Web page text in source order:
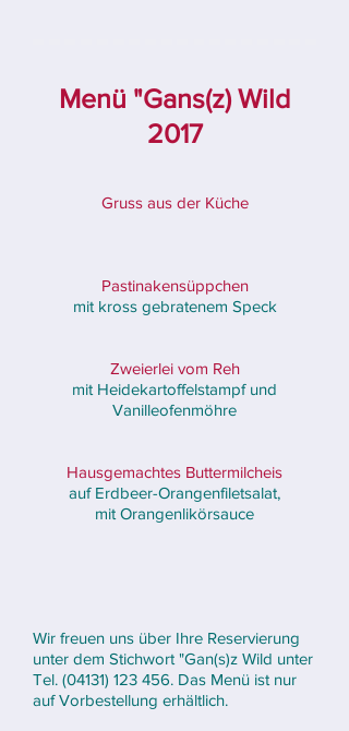
​Menü "Gans(z) Wild
2017
Gruss aus der Küche
Pastinakensüppchen
mit kross gebratenem Speck
Zweierlei vom Reh
mit Heidekartoffelstampf und
Vanilleofenmöhre
Hausgemachtes Buttermilcheis
auf Erdbeer-Orangenfiletsalat,
mit Orangenlikörsauce
Wir freuen uns über Ihre Reservierung
unter dem Stichwort "Gan(s)z Wild unter
Tel. (04131) 123 456. Das Menü ist nur
auf Vorbestellung erhältlich.